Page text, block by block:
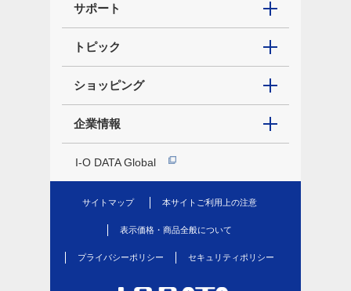
サポート
トピック
ショッピング
企業情報
I-O DATA Global
サイトマップ 本サイトご利用上の注意
表示価格・商品全般について
プライバシーポリシー セキュリティポリシー